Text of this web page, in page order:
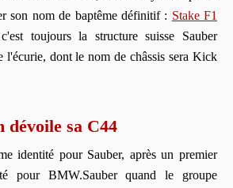
son nom de baptême définitif : Stake F1
toujours la structure suisse Sauber
l'écurie, dont le nom de châssis sera Kick
dévoile sa C44
identité pour Sauber, après un premier
pour BMW.Sauber quand le groupe